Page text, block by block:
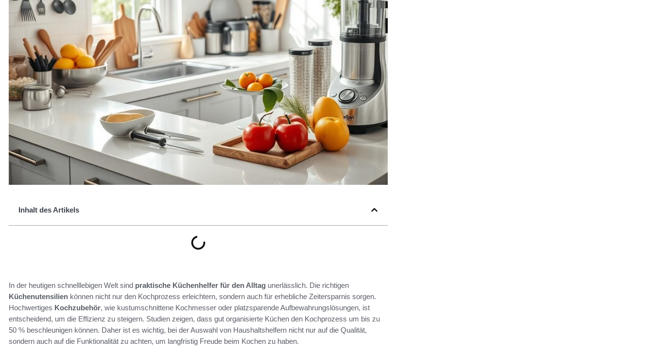
Inhalt des Artikels
In der heutigen schnelllebigen Welt sind praktische Küchenhelfer für den Alltag unerlässlich. Die richtigen
Küchenutensilien können nicht nur den Kochprozess erleichtern, sondern auch für erhebliche Zeitersparnis sorgen.
Hochwertiges Kochzubehör, wie kustumschnittene Kochmesser oder platzsparende Aufbewahrungslösungen, ist
entscheidend, um die Effizienz zu steigern. Studien zeigen, dass gut organisierte Küchen den Kochprozess um bis zu
50 % beschleunigen können. Daher ist es wichtig, bei der Auswahl von Haushaltshelfern nicht nur auf die Qualität,
sondern auch auf die Funktionalität zu achten, um langfristig Freude beim Kochen zu haben.